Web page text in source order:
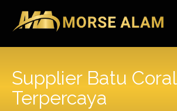
content
Supplier Batu Coral
Terpercaya